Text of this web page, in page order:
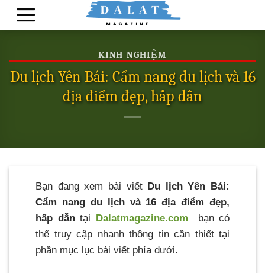
Skip
KINH NGHIỆM
Du lịch Yên Bái: Cẩm nang du lịch và 16
địa điểm đẹp, hấp dẫn
Bạn đang xem bài viết Du lịch Yên Bái:
Cẩm nang du lịch và 16 địa điểm đẹp,
hấp dẫntại Dalatmagazine.com
bạn có
thể truy cập nhanh thông tin cần thiết tại
phần mục lục bài viết phía dưới.